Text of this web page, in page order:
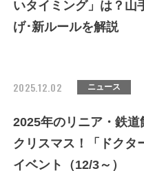
いタイミング」は？山
げ･新ルールを解説
2025.12.02 ニュース
2025年のリニア・鉄
クリスマス！「ドクタ
イベント（12/3～）